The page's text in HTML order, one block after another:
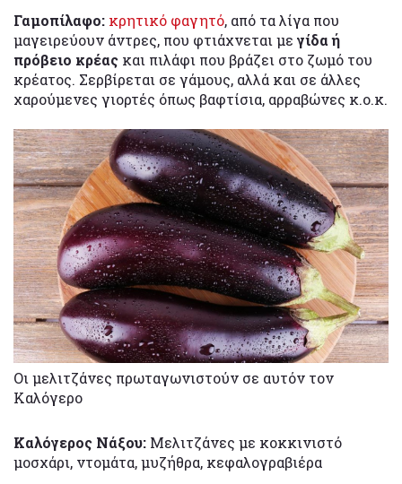
Γαμοπίλαφο: κρητικό φαγητό, από τα λίγα που
μαγειρεύουν άντρες, που φτιάχνεται με γίδα ή
πρόβειο κρέας και πιλάφι που βράζει στο ζωμό του
κρέατος. Σερβίρεται σε γάμους, αλλά και σε άλλες
χαρούμενες γιορτές όπως βαφτίσια, αρραβώνες κ.ο.κ.
Οι μελιτζάνες πρωταγωνιστούν σε αυτόν τον
Καλόγερο
Καλόγερος Νάξου: Μελιτζάνες με κοκκινιστό
μοσχάρι, ντομάτα, μυζήθρα, κεφαλογραβιέρα